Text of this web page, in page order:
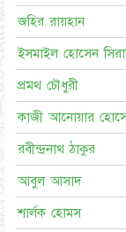
জহির রায়হান
ইসমাইল হোসেন
প্রমথ চৌধুরী
কাজী আনোয়ার
রবীন্দ্রনাথ ঠাকুর
আবুল আসাদ
শার্লক হোমস